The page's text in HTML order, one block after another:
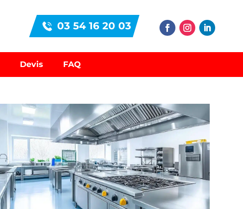
03 54 16 20 03
Devis FAQ